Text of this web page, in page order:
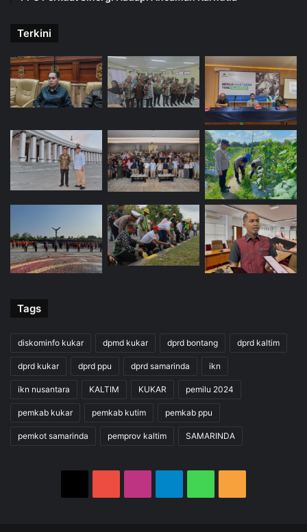
Terkini
Tags
diskominfo kukar dpmd kukar dprd bontang dprd kaltim
dprd kukar dprd ppu dprd samarinda ikn
ikn nusantara KALTIM KUKAR pemilu 2024
pemkab kukar pemkab kutim pemkab ppu
pemkot samarinda pemprov kaltim SAMARINDA